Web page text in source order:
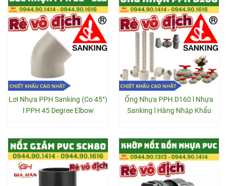
Lơi Nhựa PPH Sanking (Co 45°)
l PPH 45 Degree Elbow
Ống Nhựa PPH D160 l Nhựa
Sanking l Hàng Nhập Khẩu